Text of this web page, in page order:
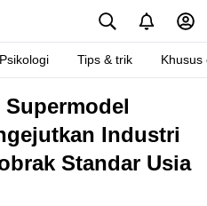
Psikologi Tips & trik Khusus
Supermodel
Industri
Standar Usia